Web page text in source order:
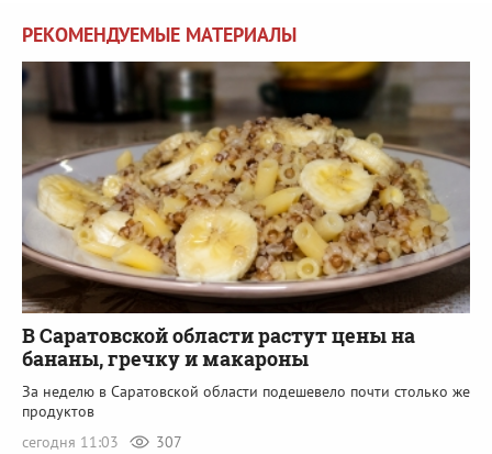
РЕКОМЕНДУЕМЫЕ МАТЕРИАЛЫ
В Саратовской области растут цены на
бананы, гречку и макароны
За неделю в Саратовской области подешевело почти столько же
продуктов
сегодня 11:03
307